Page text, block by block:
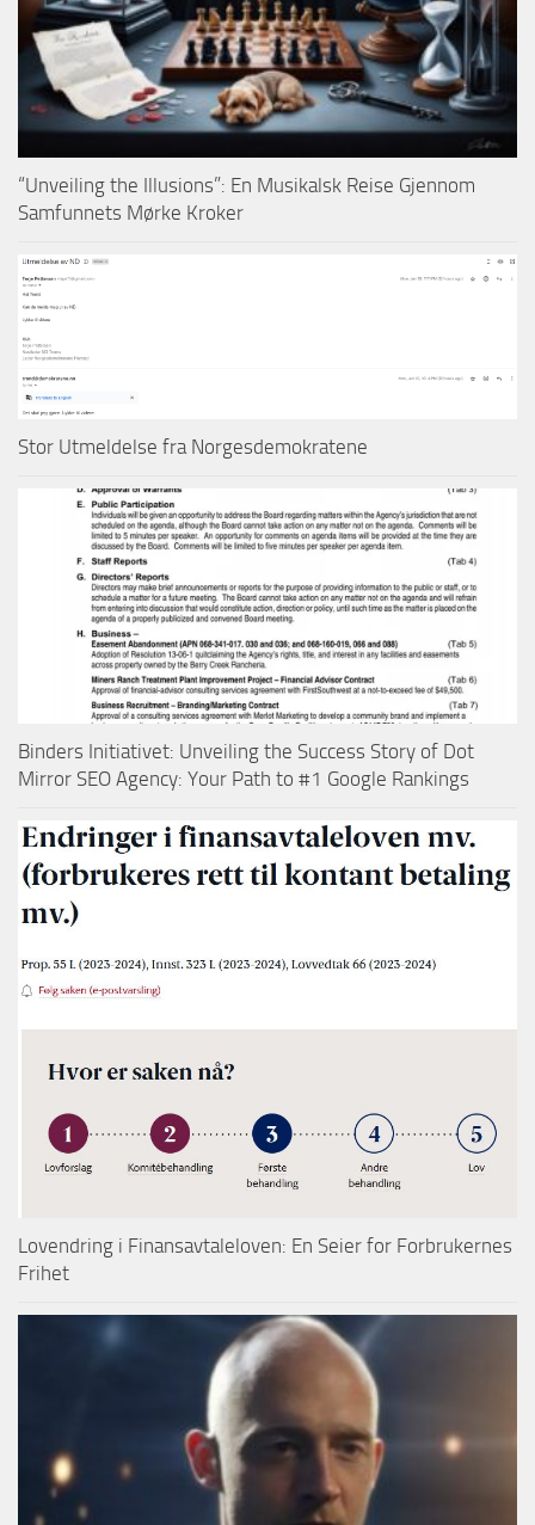
“Unveiling the Illusions”: En Musikalsk Reise Gjennom
Samfunnets Mørke Kroker
Stor Utmeldelse fra Norgesdemokratene
Binders Initiativet: Unveiling the Success Story of Dot
Mirror SEO Agency: Your Path to #1 Google Rankings
Lovendring i Finansavtaleloven: En Seier for Forbrukernes
Frihet